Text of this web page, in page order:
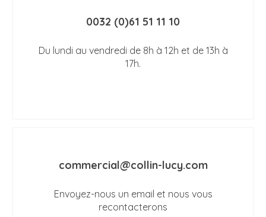
0032 (0)61 51 11 10
Du lundi au vendredi de 8h à 12h et de 13h à
17h.
commercial@collin-lucy.com
Envoyez-nous un email et nous vous
recontacterons